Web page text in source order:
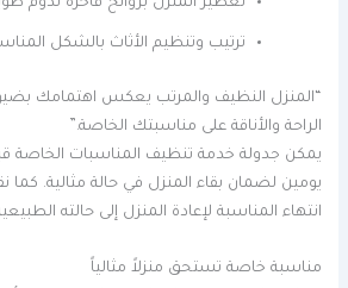
تعطير المنزل بروائح فاخرة تدوم
ترتيب وتنظيم الأثاث بالشكل
“المنزل النظيف والمرتب يعكس اهتمامك
الراحة والأناقة على مناسبتك الخاصة.”
يمكن جدولة خدمة تنظيف المناسبات الخاصة
يومين لضمان بقاء المنزل في حالة مثالية.
انتهاء المناسبة لإعادة المنزل إلى حالته
مناسبة خاصة تستحق منزلاً مثالياً